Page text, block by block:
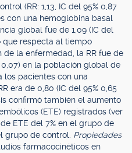
(RR: 1,13, IC del 95% 0,87
con una hemoglobina basal
global fue de 1,09 (IC del
que respecta al tiempo
la enfermedad, la RR fue de
0,07) en la población global de
los pacientes con una
era de 0,80 (IC del 95% 0,65
confirmó también el aumento
(ETE) registrados (ver
ETE del 7% en el grupo de
grupo de control. Propiedades
farmacocinéticos en